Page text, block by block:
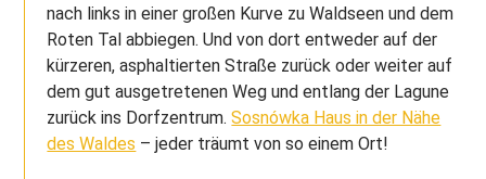
nach links in einer großen Kurve zu Waldseen und dem
Roten Tal abbiegen. Und von dort entweder auf der
kürzeren, asphaltierten Straße zurück oder weiter auf
dem gut ausgetretenen Weg und entlang der Lagune
zurück ins Dorfzentrum.Sosnówka Haus in der Nähe
des Waldes – jeder träumt von so einem Ort!